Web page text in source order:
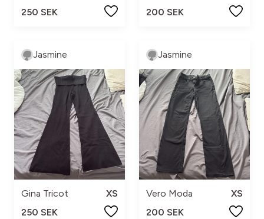
250 SEK
200 SEK
Jasmine
Gina Tricot
XS
250 SEK
Jasmine
Vero Moda
XS
200 SEK